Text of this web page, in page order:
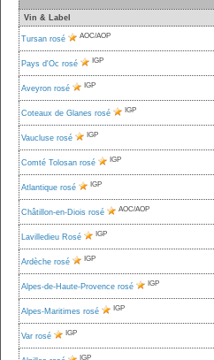
Vin & Label
Tursan rosé AOC/AOP
Pays d'Oc rosé IGP
Aveyron rosé IGP
Coteaux de Glanes rosé IGP
Vaucluse rosé IGP
Comté Tolosan rosé IGP
Atlantique rosé IGP
Châtillon-en-Diois rosé AOC/AOP
Lavilledieu Rosé IGP
Ardèche rosé IGP
Alpes-de-Haute-Provence rosé IGP
Alpes-Maritimes rosé IGP
Var rosé IGP
IGP